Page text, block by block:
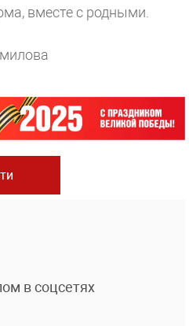
вместе с родными.
в соцсетях